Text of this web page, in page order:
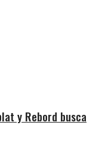
y Rebord busca